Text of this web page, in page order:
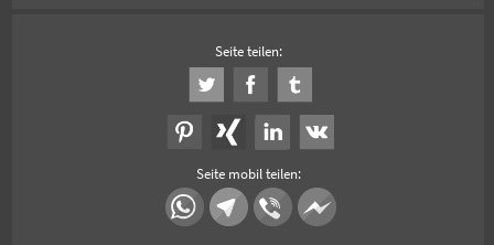
Seite teilen:
Seite mobil teilen: